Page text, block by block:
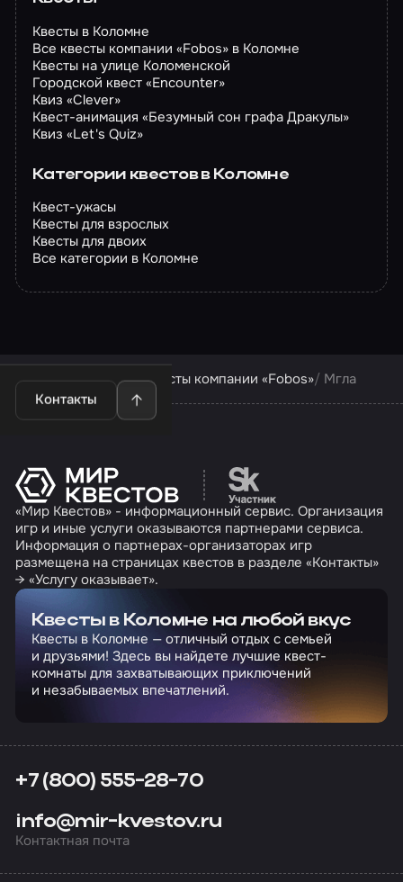
Квесты в Коломне
Все квесты компании «Fobos» в Коломне
Квесты на улице Коломенской
Городской квест «Encounter»
Квиз «Clever»
Квест-анимация «Безумный сон графа Дракулы»
Квиз «Let's Quiz»
Категории квестов в Коломне
Квест-ужасы
Квесты для взрослых
Квесты для двоих
Все категории в Коломне
Контакты
Квесты в Коломне Квесты компании «Fobos» Мгла
Перейти на сайт
«Мир Квестов» - информационный сервис. Организация
игр и иные услуги оказываются партнерами сервиса.
Информация о партнерах-организаторах игр
размещена на страницах квестов в разделе «Контакты»
→ «Услугу оказывает».
Квесты в Коломне на любой вкус
Квесты в Коломне — отличный отдых с семьей
и друзьями! Здесь вы найдете лучшие квест-
комнаты для захватывающих приключений
и незабываемых впечатлений.
+7 (800) 555-28-70
info@mir-kvestov.ru
Контактная почта